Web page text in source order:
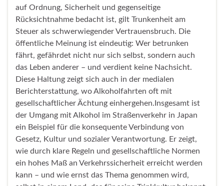
auf Ordnung, Sicherheit und gegenseitige
Rücksichtnahme bedacht ist, gilt Trunkenheit am
Steuer als schwerwiegender Vertrauensbruch. Die
öffentliche Meinung ist eindeutig: Wer betrunken
fährt, gefährdet nicht nur sich selbst, sondern auch
das Leben anderer – und verdient keine Nachsicht.
Diese Haltung zeigt sich auch in der medialen
Berichterstattung, wo Alkoholfahrten oft mit
gesellschaftlicher Ächtung einhergehen.Insgesamt ist
der Umgang mit Alkohol im Straßenverkehr in Japan
ein Beispiel für die konsequente Verbindung von
Gesetz, Kultur und sozialer Verantwortung. Er zeigt,
wie durch klare Regeln und gesellschaftliche Normen
ein hohes Maß an Verkehrssicherheit erreicht werden
kann – und wie ernst das Thema genommen wird,